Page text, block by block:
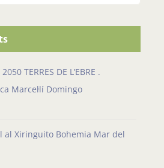
TERRES DE L’EBRE .
Marcel·lí Domingo
al Xiringuito Bohemia Mar del